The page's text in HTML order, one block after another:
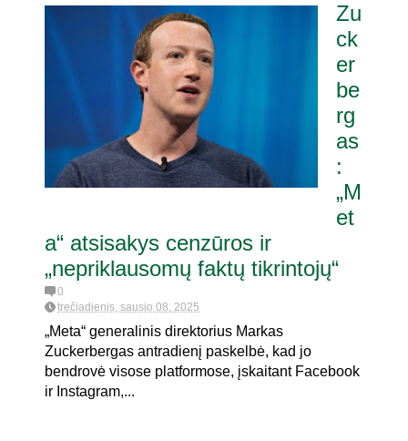
Zu
ck
er
be
rg
as
:
„M
et
a“ atsisakys cenzūros ir
„nepriklausomų faktų tikrintojų“
0
trečiadienis, sausio 08, 2025
„Meta“ generalinis direktorius Markas
Zuckerbergas antradienį paskelbė, kad jo
bendrovė visose platformose, įskaitant Facebook
ir Instagram,...